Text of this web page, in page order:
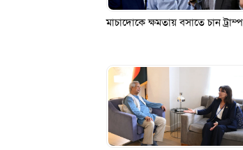
মাচাদোকে ক্ষমতায় বসাতে চান ট্রাম্প